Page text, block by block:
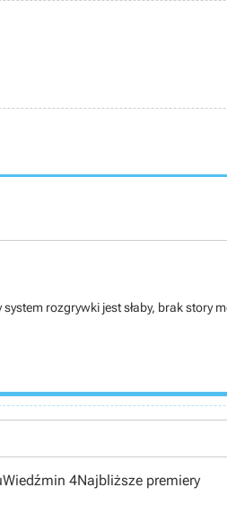
rozgrywki jest słaby, brak story
Wiedźmin 4Najbliższe premiery